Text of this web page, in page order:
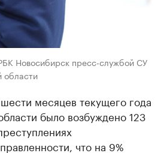
Новосибирск пресс-службой СУ
области
месяцев текущего года
было возбуждено 123
что на 9%